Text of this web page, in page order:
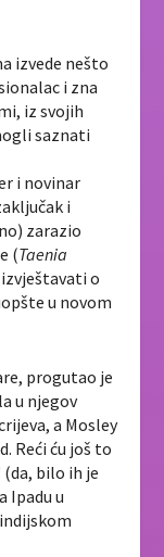
izvede nešto
i zna
iz svojih
saznati
i novinar
i
zarazio
(Taenia
o
u novom
progutao je
u njegov
a Mosley
Reći ću još to
bilo ih je
Ipadu u